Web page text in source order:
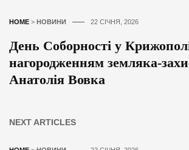
HOME > НОВИНИ 22 СІЧНЯ, 2026
День Соборності у
нагородженням земляка-
Анатолія Вовка
NEXT ARTICLES